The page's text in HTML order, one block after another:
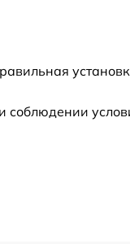
500 р
800 р
соблюдении